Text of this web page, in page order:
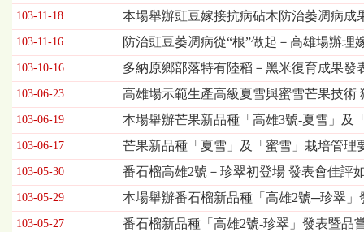
發
布
期、
標
題
103-11-18 本場舉辦豇豆嫁接抗病砧木防治萎凋病成
103-11-16 防治豇豆萎凋病從“根”做起－高雄場辦理
103-10-16 多納原鄉部落特有陸稻－黑米復育成果發
103-06-23 高雄場示範生產高級夏雪與蜜雪芒果技術
103-06-19 本場舉辦芒果新品種「高雄3號-夏雪」及
103-06-17 芒果新品種「夏雪」及「蜜雪」栽培管理
103-05-30 番石榴高雄2號－珍翠初登場 發表會佳評
103-05-29 本場舉辦番石榴新品種「高雄2號─珍翠」
103-05-27 番石榴新品種「高雄2號-珍翠」發表暨品